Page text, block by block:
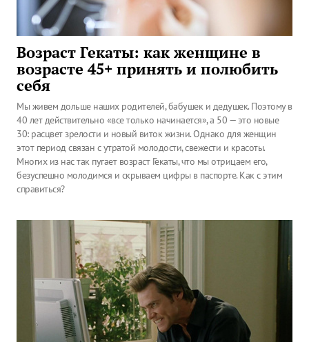
Возраст Гекаты: как женщине в
возрасте 45+ принять и полюбить
себя
Мы живем дольше наших родителей, бабушек и дедушек. Поэтому в
40 лет действительно «все только начинается», а 50 — это новые
30: расцвет зрелости и новый виток жизни. Однако для женщин
этот период связан с утратой молодости, свежести и красоты.
Многих из нас так пугает возраст Гекаты, что мы отрицаем его,
безуспешно молодимся и скрываем цифры в паспорте. Как с этим
справиться?